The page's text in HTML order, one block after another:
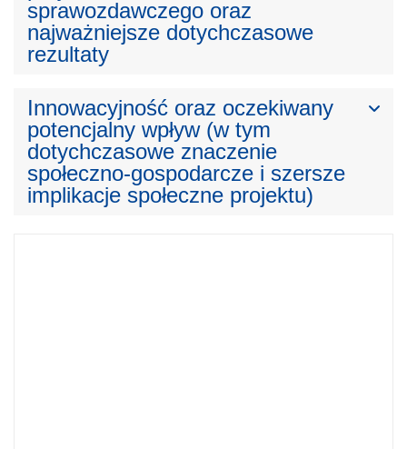
sprawozdawczego oraz
najważniejsze dotychczasowe
rezultaty
Innowacyjność oraz oczekiwany
potencjalny wpływ (w tym
dotychczasowe znaczenie
społeczno-gospodarcze i szersze
implikacje społeczne projektu)